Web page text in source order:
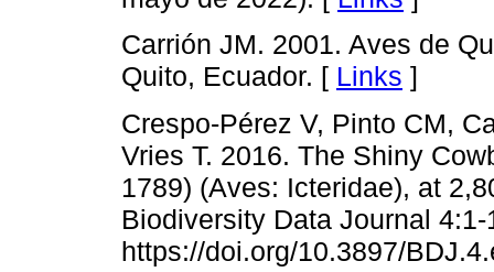
Carrión JM. 2001. Aves de
Quito, Ecuador. [ Links ]
Crespo-Pérez V, Pinto CM,
Vries T. 2016. The Shiny
1789) (Aves: Icteridae), at
Biodiversity Data Journal 4:1-
https://doi.org/10.3897/